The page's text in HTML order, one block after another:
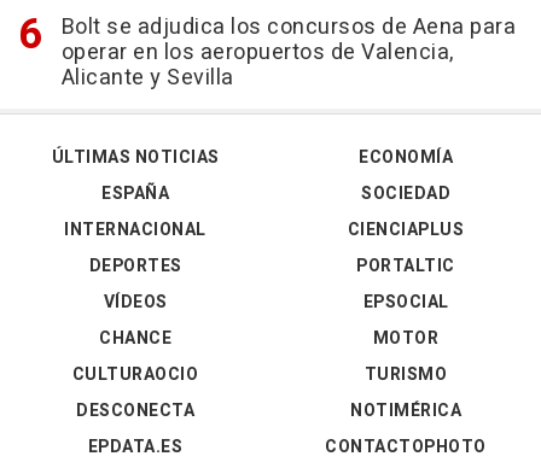
Bolt se adjudica los concursos de Aena para
operar en los aeropuertos de Valencia,
Alicante y Sevilla
ÚLTIMAS NOTICIAS
ESPAÑA
INTERNACIONAL
DEPORTES
VÍDEOS
ECONOMÍA
SOCIEDAD
CIENCIAPLUS
PORTALTIC
EPSOCIAL
CHANCE
CULTURAOCIO
DESCONECTA
EPDATA.ES
MOTOR
TURISMO
NOTIMÉRICA
CONTACTOPHOTO